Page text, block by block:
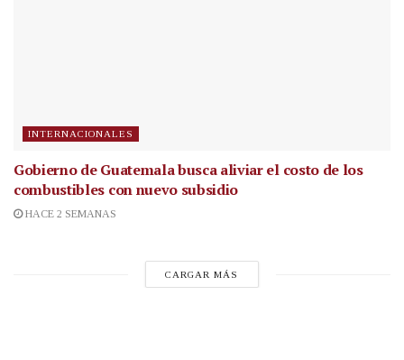
INTERNACIONALES
Gobierno de Guatemala busca aliviar el costo de los
combustibles con nuevo subsidio
HACE 2 SEMANAS
CARGAR MÁS